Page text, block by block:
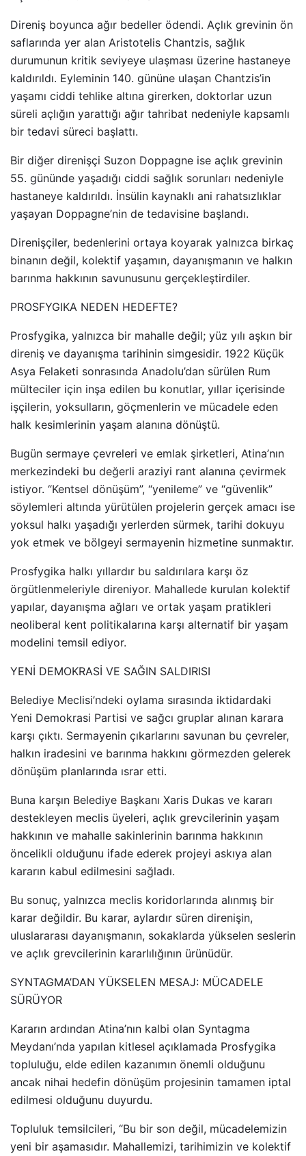
Direniş boyunca ağır bedeller ödendi. Açlık grevinin ön
saflarında yer alan Aristotelis Chantzis, sağlık
durumunun kritik seviyeye ulaşması üzerine hastaneye
kaldırıldı. Eyleminin 140. gününe ulaşan Chantzis’in
yaşamı ciddi tehlike altına girerken, doktorlar uzun
süreli açlığın yarattığı ağır tahribat nedeniyle kapsamlı
bir tedavi süreci başlattı.
Bir diğer direnişçi Suzon Doppagne ise açlık grevinin
55. gününde yaşadığı ciddi sağlık sorunları nedeniyle
hastaneye kaldırıldı. İnsülin kaynaklı ani rahatsızlıklar
yaşayan Doppagne’nin de tedavisine başlandı.
Direnişçiler, bedenlerini ortaya koyarak yalnızca birkaç
binanın değil, kolektif yaşamın, dayanışmanın ve halkın
barınma hakkının savunusunu gerçekleştirdiler.
PROSFYGIKA NEDEN HEDEFTE?
Prosfygika, yalnızca bir mahalle değil; yüz yılı aşkın bir
direniş ve dayanışma tarihinin simgesidir. 1922 Küçük
Asya Felaketi sonrasında Anadolu’dan sürülen Rum
mülteciler için inşa edilen bu konutlar, yıllar içerisinde
işçilerin, yoksulların, göçmenlerin ve mücadele eden
halk kesimlerinin yaşam alanına dönüştü.
Bugün sermaye çevreleri ve emlak şirketleri, Atina’nın
merkezindeki bu değerli araziyi rant alanına çevirmek
istiyor. “Kentsel dönüşüm”, “yenileme” ve “güvenlik”
söylemleri altında yürütülen projelerin gerçek amacı ise
yoksul halkı yaşadığı yerlerden sürmek, tarihi dokuyu
yok etmek ve bölgeyi sermayenin hizmetine sunmaktır.
Prosfygika halkı yıllardır bu saldırılara karşı öz
örgütlenmeleriyle direniyor. Mahallede kurulan kolektif
yapılar, dayanışma ağları ve ortak yaşam pratikleri
neoliberal kent politikalarına karşı alternatif bir yaşam
modelini temsil ediyor.
YENİ DEMOKRASİ VE SAĞIN SALDIRISI
Belediye Meclisi’ndeki oylama sırasında iktidardaki
Yeni Demokrasi Partisi ve sağcı gruplar alınan karara
karşı çıktı. Sermayenin çıkarlarını savunan bu çevreler,
halkın iradesini ve barınma hakkını görmezden gelerek
dönüşüm planlarında ısrar etti.
Buna karşın Belediye Başkanı Xaris Dukas ve kararı
destekleyen meclis üyeleri, açlık grevcilerinin yaşam
hakkının ve mahalle sakinlerinin barınma hakkının
öncelikli olduğunu ifade ederek projeyi askıya alan
kararın kabul edilmesini sağladı.
Bu sonuç, yalnızca meclis koridorlarında alınmış bir
karar değildir. Bu karar, aylardır süren direnişin,
uluslararası dayanışmanın, sokaklarda yükselen seslerin
ve açlık grevcilerinin kararlılığının ürünüdür.
SYNTAGMA’DAN YÜKSELEN MESAJ: MÜCADELE
SÜRÜYOR
Kararın ardından Atina’nın kalbi olan Syntagma
Meydanı’nda yapılan kitlesel açıklamada Prosfygika
topluluğu, elde edilen kazanımın önemli olduğunu
ancak nihai hedefin dönüşüm projesinin tamamen iptal
edilmesi olduğunu duyurdu.
Topluluk temsilcileri, “Bu bir son değil, mücadelemizin
yeni bir aşamasıdır. Mahallemizi, tarihimizin ve kolektif